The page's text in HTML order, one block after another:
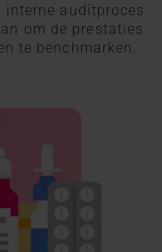
auditproces
om de prestaties
te benchmarken.